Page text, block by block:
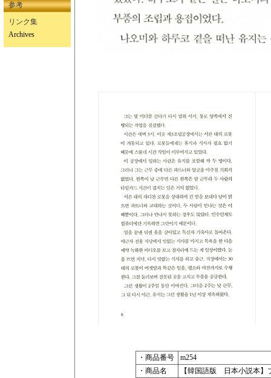
参考
リンク集
Archives
・商品番号
m254
・商品名
【韓国語版 日本小説本